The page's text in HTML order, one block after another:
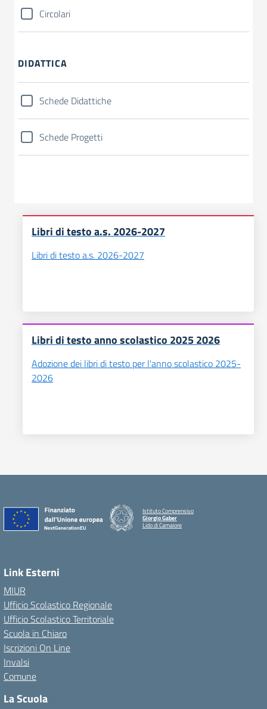
Circolari
DIDATTICA
Schede Didattiche
Schede Progetti
Libri di testo a.s. 2026-2027
Libri di testo a.s. 2026-2027
Libri di testo anno scolastico 2025 2026
Adozione dei libri di testo per l'anno scolastico 2025-
2026
Istituto Comprensivo
Giorgio Gaber
Lido di Camaiore
Link Esterni
MIUR
Ufficio Scolastico Regionale
Ufficio Scolastico Territoriale
Scuola in Chiaro
Iscrizioni On Line
Invalsi
Comune
La Scuola